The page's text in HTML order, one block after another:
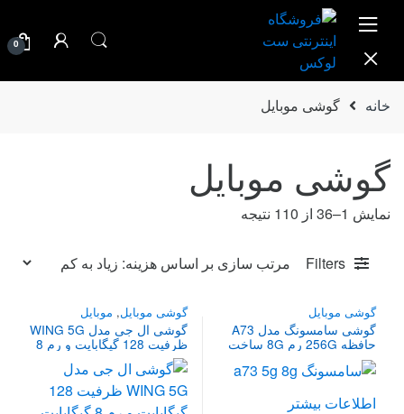
navigation
content
0
خانه گوشی موبایل
گوشی موبایل
نمایش 1–36 از 110 نتیجه
price:
high
low
Filters
گوشی موبایل
گوشی سامسونگ مدل A73
حافظه 256G رم 8G ساخت
ویتنام
اطلاعات بیشتر
گوشی موبایل, موبایل
گوشی ال جی مدل WING 5G
ظرفیت 128 گیگابایت و رم 8
گیگابایت